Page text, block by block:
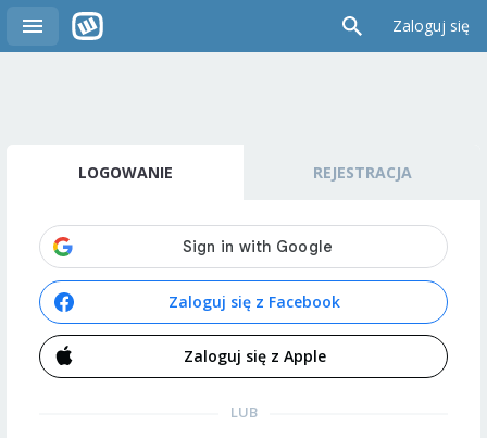
Zaloguj się
LOGOWANIE REJESTRACJA
Zaloguj się z Facebook
Zaloguj się z Apple
LUB